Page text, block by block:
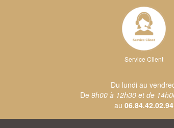
Service Client
Du lundi au
De 9h00 à 12h30 et de
au 06.84.42.02.94